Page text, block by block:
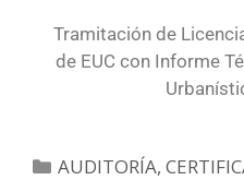
Tramitación de
de EUC con Informe
AUDITORÍA,